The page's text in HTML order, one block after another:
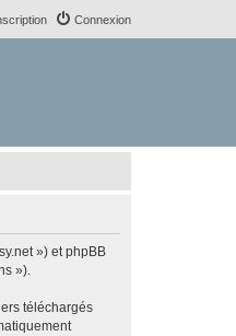
Connexion
») et phpBB
»).
téléchargés